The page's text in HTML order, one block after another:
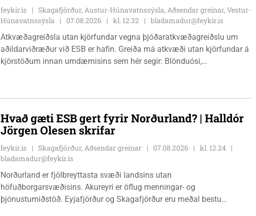
feykir.is
Skagafjörður, Austur-Húnavatnssýsla, Aðsendar greinar, Vestur-
Húnavatnssýsla
07.08.2026 kl. 12.32
bladamadur@feykir.is
Atkvæðagreiðsla utan kjörfundar vegna þjóðaratkvæðagreiðslu um
aðildarviðræður við ESB er hafin. Greiða má atkvæði utan kjörfundar á
kjörstöðum innan umdæmisins sem hér segir: Blönduósi,
daga, kl. 09:00 - 15:00. Hvammstanga, ráðhúsi Húnaþings vestra að
10:00 - 14:00 og föstudaga kl. 10:00 - 12:00. Skagaströnd,
stjórnsýsluhúsi að Túnbraut 1-3, Skagaströnd, mánudaga -
fimmtudaga kl. 09:00 - 12:00 og 13:00 - 15:00, frá og með
mánudeginum 17. ágúst 2026.
Hvað gæti ESB gert fyrir Norðurland? | Halldór
Jörgen Olesen skrifar
feykir.is Skagafjörður, Aðsendar greinar 07.08.2026
kl. 12.24
bladamadur@feykir.is
Norðurland er fjölbreyttasta svæði landsins utan
höfuðborgarsvæðisins. Akureyri er öflug menningar- og
þjónustumiðstöð. Eyjafjörður og Skagafjörður eru meðal bestu